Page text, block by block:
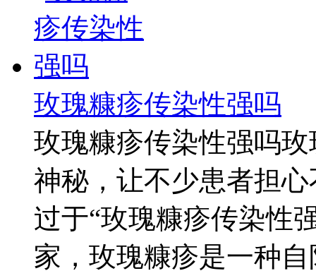
玫瑰糠疹传染性强吗
玫瑰糠疹传染性强吗
神秘，让不少患者担
过于“玫瑰糠疹传染性
家，玫瑰糠疹是一种